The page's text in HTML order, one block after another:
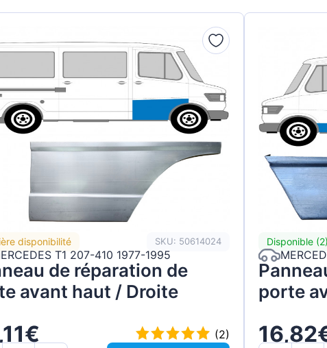
disponibilité SKU: 50614024
T1 207-410 1977-1995
de réparation de
avant haut / Droite
(2)
Disponible (2)
porte